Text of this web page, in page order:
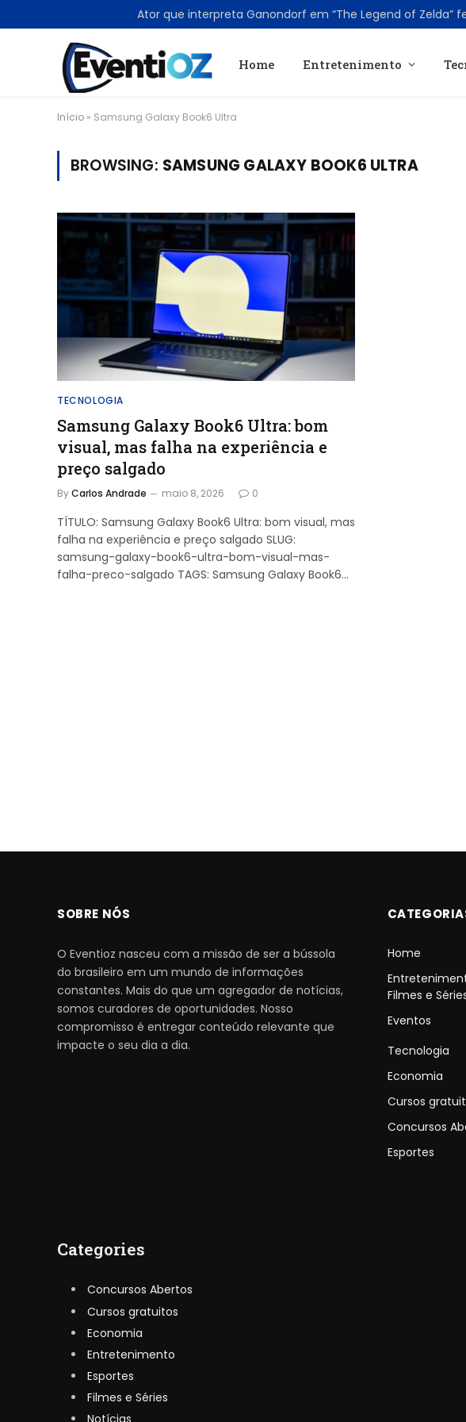
Home Entretenimento
Início » Samsung Galaxy Book6 Ultra
BROWSING: SAMSUNG GALAXY BOOK6 ULTRA
TECNOLOGIA
Samsung Galaxy Book6 Ultra: bom
visual, mas falha na experiência e
preço salgado
ByCarlos Andrade maio 8, 2026 0
TÍTULO: Samsung Galaxy Book6 Ultra: bom visual, mas
falha na experiência e preço salgado SLUG:
samsung-galaxy-book6-ultra-bom-visual-mas-
falha-preco-salgado TAGS: Samsung Galaxy Book6…
SOBRE NÓS
O Eventioz nasceu com a missão de ser a bússola
do brasileiro em um mundo de informações
constantes. Mais do que um agregador de notícias,
somos curadores de oportunidades. Nosso
compromisso é entregar conteúdo relevante que
impacte o seu dia a dia.
Home
Filmes e
Eventos
Tecnologia
Economia
Cursos
Concursos
Esportes
Categories
Concursos Abertos
Cursos gratuitos
Economia
Entretenimento
Esportes
Filmes e Séries